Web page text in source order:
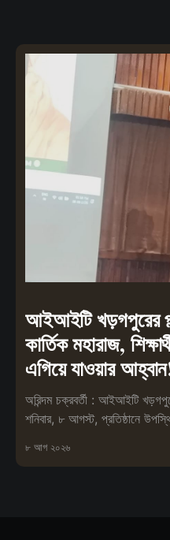
আইআইটি খড়গপুরের
কার্তিক মহারাজ,
এগিয়ে যাওয়ার
অরিন্দম চক্রবর্তী : আইআইটি
শনিবার, ৮ আগস্ট, প্রতিষ্ঠানে
৮ আগ ২০২৬